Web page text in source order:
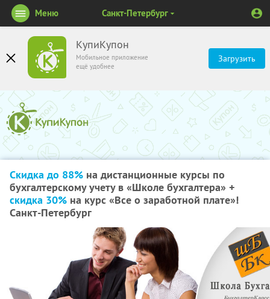
КупиКупон
Мобильное приложение
ещё удобнее
Загрузить
Меню Санкт-Петербург
Скидка до 88% на дистанционные курсы по
бухгалтерскому учету в «Школе бухгалтера» +
скидка 30% на курс «Все о заработной плате»!
Санкт-Петербург